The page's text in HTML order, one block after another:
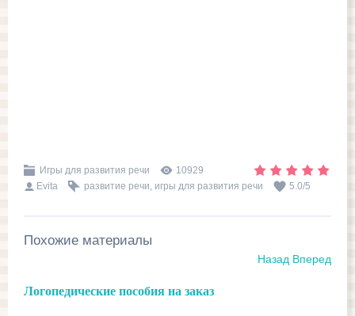
Игры для развития речи
10929
Evita
развитие речи, игры для развития речи 5.0/5
Похожие материалы
Назад Вперед
Логопедические пособия на заказ